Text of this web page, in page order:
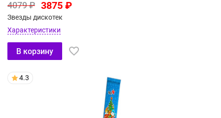
4079 ₽ 3875 ₽
Звезды дискотек
Характеристики
В корзину
4.3